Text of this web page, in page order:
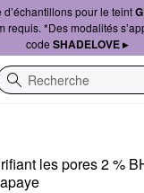
pour le teint
requis. *Des modalités
code SHADELOVE ▸
les pores 2 %